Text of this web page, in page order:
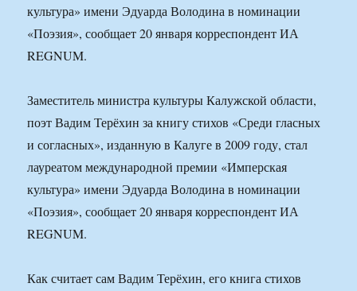
культура» имени Эдуарда Володина в номинации
«Поэзия», сообщает 20 января корреспондент ИА
REGNUM.
Заместитель министра культуры Калужской области,
поэт Вадим Терёхин за книгу стихов «Среди гласных
и согласных», изданную в Калуге в 2009 году, стал
лауреатом международной премии «Имперская
культура» имени Эдуарда Володина в номинации
«Поэзия», сообщает 20 января корреспондент ИА
REGNUM.
Как считает сам Вадим Терёхин, его книга стихов